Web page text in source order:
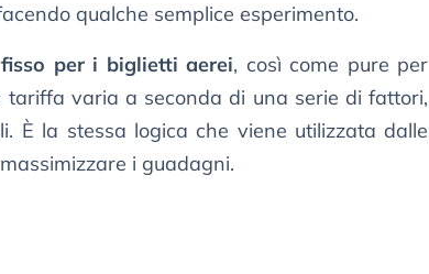
qualche semplice esperimento.
per i biglietti aerei, così come pure per
varia a seconda di una serie di fattori,
È la stessa logica che viene utilizzata dalle
i guadagni.